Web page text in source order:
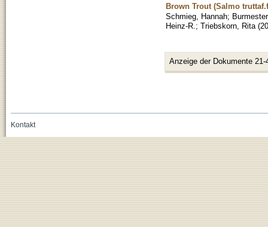
Brown Trout (Salmo
Schmieg, Hannah;
Heinz-R. ; Triebskorn, Rita (
Anzeige der Dokumente 21-
Kontakt